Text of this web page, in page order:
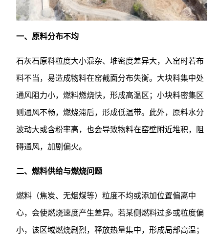
一、原料分布不均
石灰石原料粒度大小混杂、堆密度差异大，入窑时若布
料不当，易造成物料在窑截面分布失衡。大块料集中处
通风阻力小，燃料燃烧快，形成高温区；小块料密集区
则通风不畅，燃烧滞后，形成低温带。此外，原料水分
波动大或含粉率高，也会导致物料在窑壁附近堆积，阻
碍通风，加剧偏火。
二、燃料供给与燃烧问题
燃料（焦炭、无烟煤等）粒度不均或添加位置偏离中
心，会使燃烧速度产生差异。若某侧燃料过多或粒度偏
小，该区域燃烧剧烈，释放热量集中，形成局部高温；